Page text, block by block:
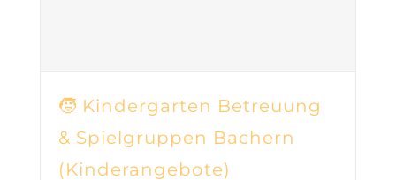
🧒 Kindergarten Betreuung
& Spielgruppen Bachern
(Kinderangebote)